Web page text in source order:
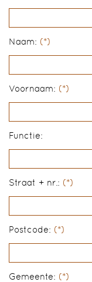
Naam: (*)
Voornaam: (*)
Functie:
Straat + nr.: (*)
Postcode: (*)
Gemeente: (*)